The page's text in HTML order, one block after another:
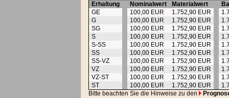
Erhaltung Nominalwert Materialwert
GE
100,00 EUR 1.752,90 EUR
G
100,00 EUR 1.752,90 EUR
SG
100,00 EUR 1.752,90 EUR
S
100,00 EUR 1.752,90 EUR
S-SS
100,00 EUR 1.752,90 EUR
SS
100,00 EUR 1.752,90 EUR
SS-VZ
100,00 EUR 1.752,90 EUR
VZ
100,00 EUR 1.752,90 EUR
VZ-ST
100,00 EUR 1.752,90 EUR
ST
100,00 EUR 1.752,90 EUR
Bitte beachten Sie die Hinweise zu den